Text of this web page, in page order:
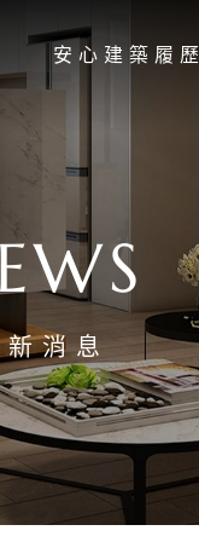
安心建築履歷
新消息